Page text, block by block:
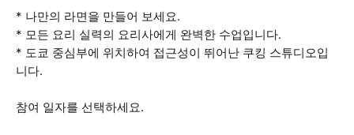
* 나만의 라면을 만들어 보세요.
* 모든 요리 실력의 요리사에게 완벽한 수업입니다.
* 도쿄 중심부에 위치하여 접근성이 뛰어난 쿠킹 스튜디오입
니다.
참여 일자를 선택하세요.